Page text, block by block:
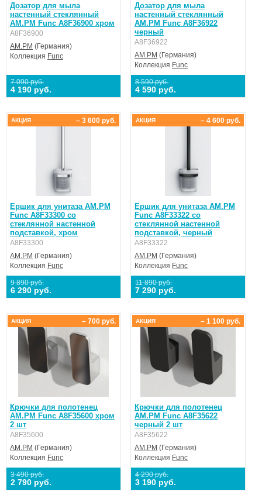
Дозатор для мыла
настенный стеклянный
AM.PM Func A8F36900 хром
A8F36900
AM.PM (Германия)
Коллекция Func
7 090 руб.
4 190 руб.
Дозатор для мыла
настенный стеклянный
AM.PM Func A8F36922
черный
A8F36922
AM.PM (Германия)
Коллекция Func
8 590 руб.
4 590 руб.
Ершик для унитаза AM.PM
Func A8F33300 со
стеклянной настенной
подставкой, хром
A8F33300
AM.PM (Германия)
Коллекция Func
9 890 руб.
6 290 руб.
– 3 600 руб.
АКЦИЯ
Ершик для унитаза AM.PM
Func A8F33322 со
стеклянной настенной
подставкой, черный
A8F33322
AM.PM (Германия)
Коллекция Func
11 890 руб.
7 290 руб.
– 4 600 руб.
АКЦИЯ
Крючки для полотенец
AM.PM Func A8F35600 хром
2 шт
A8F35600
AM.PM (Германия)
Коллекция Func
3 490 руб.
2 790 руб.
– 700 руб.
АКЦИЯ
Крючки для полотенец
AM.PM Func A8F35622
черный 2 шт
A8F35622
AM.PM (Германия)
Коллекция Func
4 290 руб.
3 190 руб.
– 1 100 руб.
АКЦИЯ